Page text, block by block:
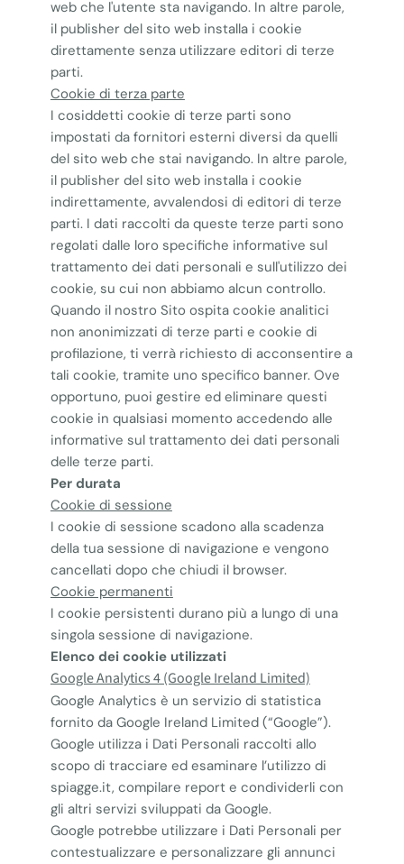
web che l'utente sta navigando. In altre parole,
il publisher del sito web installa i cookie
direttamente senza utilizzare editori di terze
parti.
Cookie di terza parte
I cosiddetti cookie di terze parti sono
impostati da fornitori esterni diversi da quelli
del sito web che stai navigando. In altre parole,
il publisher del sito web installa i cookie
indirettamente, avvalendosi di editori di terze
parti. I dati raccolti da queste terze parti sono
regolati dalle loro specifiche informative sul
trattamento dei dati personali e sull'utilizzo dei
cookie, su cui non abbiamo alcun controllo.
Quando il nostro Sito ospita cookie analitici
non anonimizzati di terze parti e cookie di
profilazione, ti verrà richiesto di acconsentire a
tali cookie, tramite uno specifico banner. Ove
opportuno, puoi gestire ed eliminare questi
cookie in qualsiasi momento accedendo alle
informative sul trattamento dei dati personali
delle terze parti.
Per durata
Cookie di sessione
I cookie di sessione scadono alla scadenza
della tua sessione di navigazione e vengono
cancellati dopo che chiudi il browser.
Cookie permanenti
I cookie persistenti durano più a lungo di una
singola sessione di navigazione.
Elenco dei cookie utilizzati
Google Analytics 4 (Google Ireland Limited)
Google Analytics è un servizio di statistica
fornito da Google Ireland Limited (“Google”).
Google utilizza i Dati Personali raccolti allo
scopo di tracciare ed esaminare l’utilizzo di
spiagge.it, compilare report e condividerli con
gli altri servizi sviluppati da Google.
Google potrebbe utilizzare i Dati Personali per
contestualizzare e personalizzare gli annunci